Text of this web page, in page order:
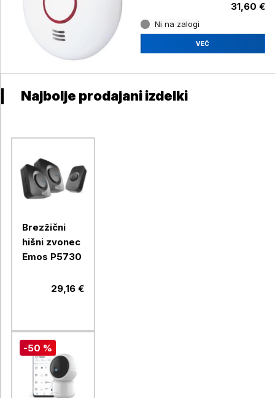
31,60 €
Ni na zalogi
VEČ
Najbolje prodajani izdelki
Brezžični
hišni zvonec
Emos P5730
29,16 €
-50 %